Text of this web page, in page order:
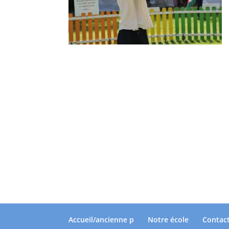
Accueil/ancienne p Notre école Contact